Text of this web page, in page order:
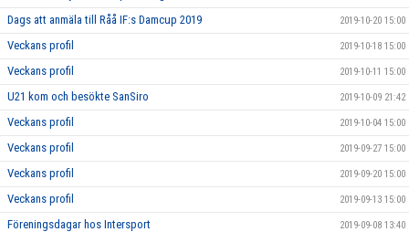
Dags att anmäla till Råå IF:s Damcup 2019 2019-10-20 15:00
Veckans profil 2019-10-18 15:00
Veckans profil 2019-10-11 15:00
U21 kom och besökte SanSiro 2019-10-09 21:42
Veckans profil 2019-10-04 15:00
Veckans profil 2019-09-27 15:00
Veckans profil 2019-09-20 15:00
Veckans profil 2019-09-13 15:00
Föreningsdagar hos Intersport 2019-09-08 13:40